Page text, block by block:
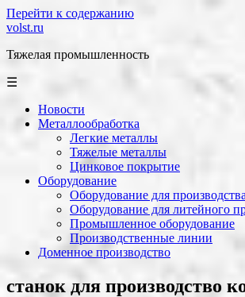
Перейти к содержанию
volst.ru
Тяжелая промышленность
☰
Новости
Металлообработка
Легкие металлы
Тяжелые металлы
Цинковое покрытие
Оборудование
Оборудование для производства
Оборудование для литейного
Промышленное оборудование
Производственные линии
Доменное производство
станок для производство